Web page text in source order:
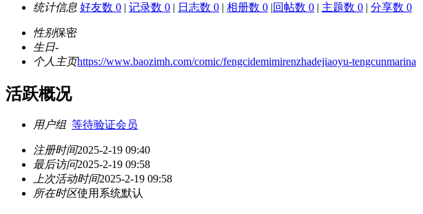
统计信息 好友数 0 | 记录数 0 | 日志数 0 | 相册数 0 |回帖数 0 | 主题数 0 | 分享数 0
性别保密
生日-
个人主页https://www.baozimh.com/comic/fengcidemimirenzhadejiaoyu-tengcunmarina
活跃概况
用户组 等待验证会员
注册时间2025-2-19 09:40
最后访问2025-2-19 09:58
上次活动时间2025-2-19 09:58
所在时区使用系统默认